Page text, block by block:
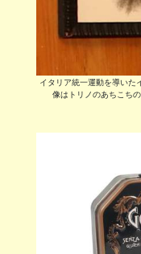
イタリア統一運動を導いた
像はトリノのあちこち